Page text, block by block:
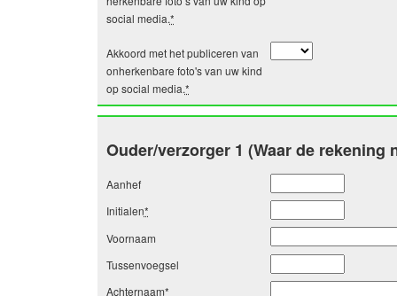
social media.*
Akkoord met het publiceren van
onherkenbare foto's van uw kind
op social media.*
Ouder/verzorger 1 (Waar de rekening
Aanhef
Initialen*
Voornaam
Tussenvoegsel
Achternaam*